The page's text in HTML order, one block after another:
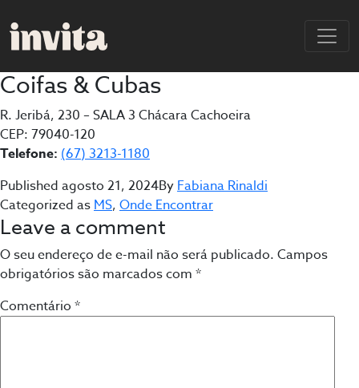
Coifas & Cubas
R. Jeribá, 230 – SALA 3 Chácara Cachoeira
CEP: 79040-120
Telefone: (67) 3213-1180
Published agosto 21, 2024ByFabiana Rinaldi
Categorized asMS, Onde Encontrar
Leave a comment
O seu endereço de e-mail não será publicado. Campos
obrigatórios são marcados com *
Comentário *